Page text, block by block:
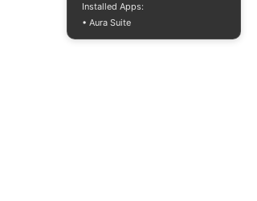
Installed Apps:
• Aura Suite